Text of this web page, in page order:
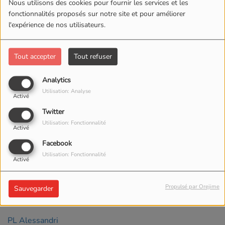
Nous utilisons des cookies pour fournir les services et les
fonctionnalités proposés sur notre site et pour améliorer
l'expérience de nos utilisateurs.
Tout accepter Tout refuser
Analytics
Activé
Utilisation: Analyse
Twitter
Activé
Utilisation: Fonctionnalité
Facebook
Activé
Utilisation: Fonctionnalité
Sauvegarder Propulsé par Orejime
07 JUIN 2026 -
VUES
ÉCOUTER LE PODCAST
PL Alessandri